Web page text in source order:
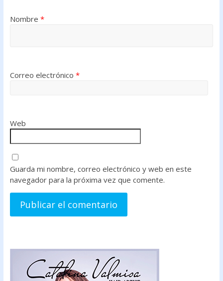
Nombre *
Correo electrónico *
Web
Guarda mi nombre, correo electrónico y web en este
navegador para la próxima vez que comente.